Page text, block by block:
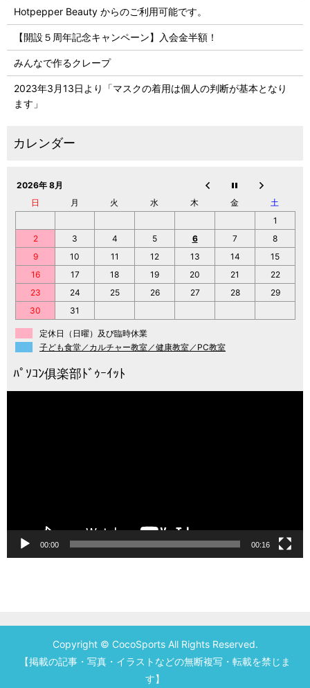
Hotpepper Beauty からのご利用可能です。
【開設５周年記念キャンペーン】入会金半額！
みんなで作るクレープ
2023年3月13日より「マスクの着用は個人の判断が基本となり
ます」
2026年 8月
日
月 火 水 木 金
土
1
2
3 4 5 6 7
8
9
10 11 12 13 14
15
16
17 18 19 20 21
22
23
24 25 26 27 28
29
30
31
定休日（日曜）及び臨時休業
子ども食堂／カルチャー教室／健康教室／PC教室
00:00 00:16
Copyright © CocoSports All Rights Reserved.
【掲載の記事・写真・イラストなどの無断複写・転載を禁じま
す】